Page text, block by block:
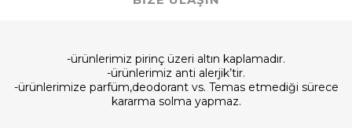
-ürünlerimiz pirinç üzeri altın kaplamadır.
-ürünlerimiz anti alerjik’tir.
-ürünlerimize parfüm,deodorant vs. Temas etmediği sürece
kararma solma yapmaz.